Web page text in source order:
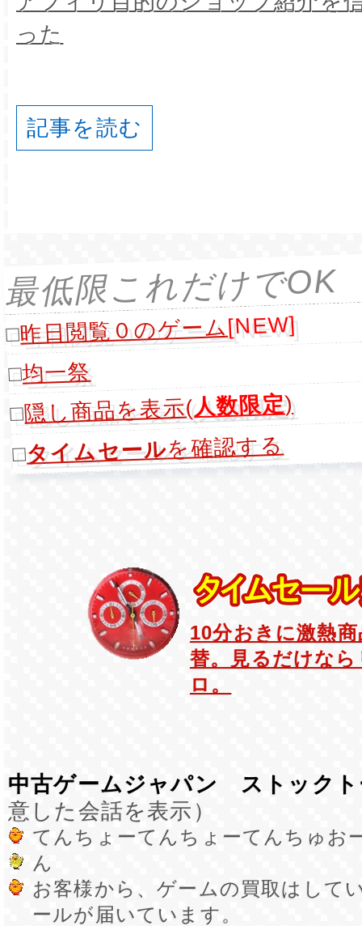
った
記事を読む
最低限これだけでOK
□昨日閲覧０のゲーム[NEW]
□均一祭
□隠し商品を表示(人数限定)
□タイムセールを確認する
10分おきに激熱
替。見るだけな
ロ。
中古ゲームジャパン ストックト
意した会話を表示）
てんちょーてんちょーてんちゅお
ん
お客様から、ゲームの買取はして
ールが届いています。